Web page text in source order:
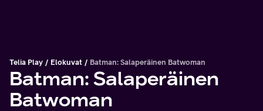
Telia Play Elokuvat Batman: Salaperäinen Batwoman
Batman: Salaperäinen
Batwoman